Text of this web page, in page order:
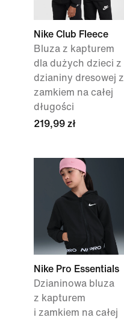
Nike Club Fleece
Bluza z kapturem
dla dużych dzieci z
dzianiny dresowej z
zamkiem na całej
długości
219,99 zł
Nike Pro Essentials
Dzianinowa bluza
z kapturem
i zamkiem na całej